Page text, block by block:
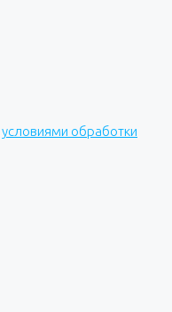
условиями обработки